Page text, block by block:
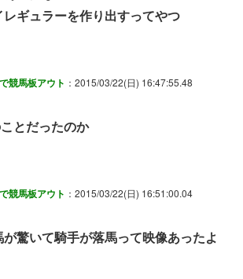
ギュラーを作り出すってやつ
競馬板アウト ：2015/03/22(日) 16:47:55.48
とだったのか
競馬板アウト ：2015/03/22(日) 16:51:00.04
驚いて騎手が落馬って映像あったよ